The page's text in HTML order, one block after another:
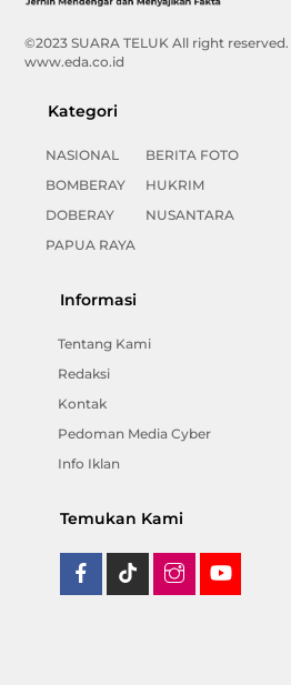
©2023 SUARA TELUK All right
www.eda.co.id
Kategori
NASIONAL
BOMBERAY
DOBERAY
PAPUA RAYA
BERITA FOTO
HUKRIM
NUSANTARA
Informasi
Tentang Kami
Redaksi
Kontak
Pedoman Media Cyber
Info Iklan
Temukan Kami